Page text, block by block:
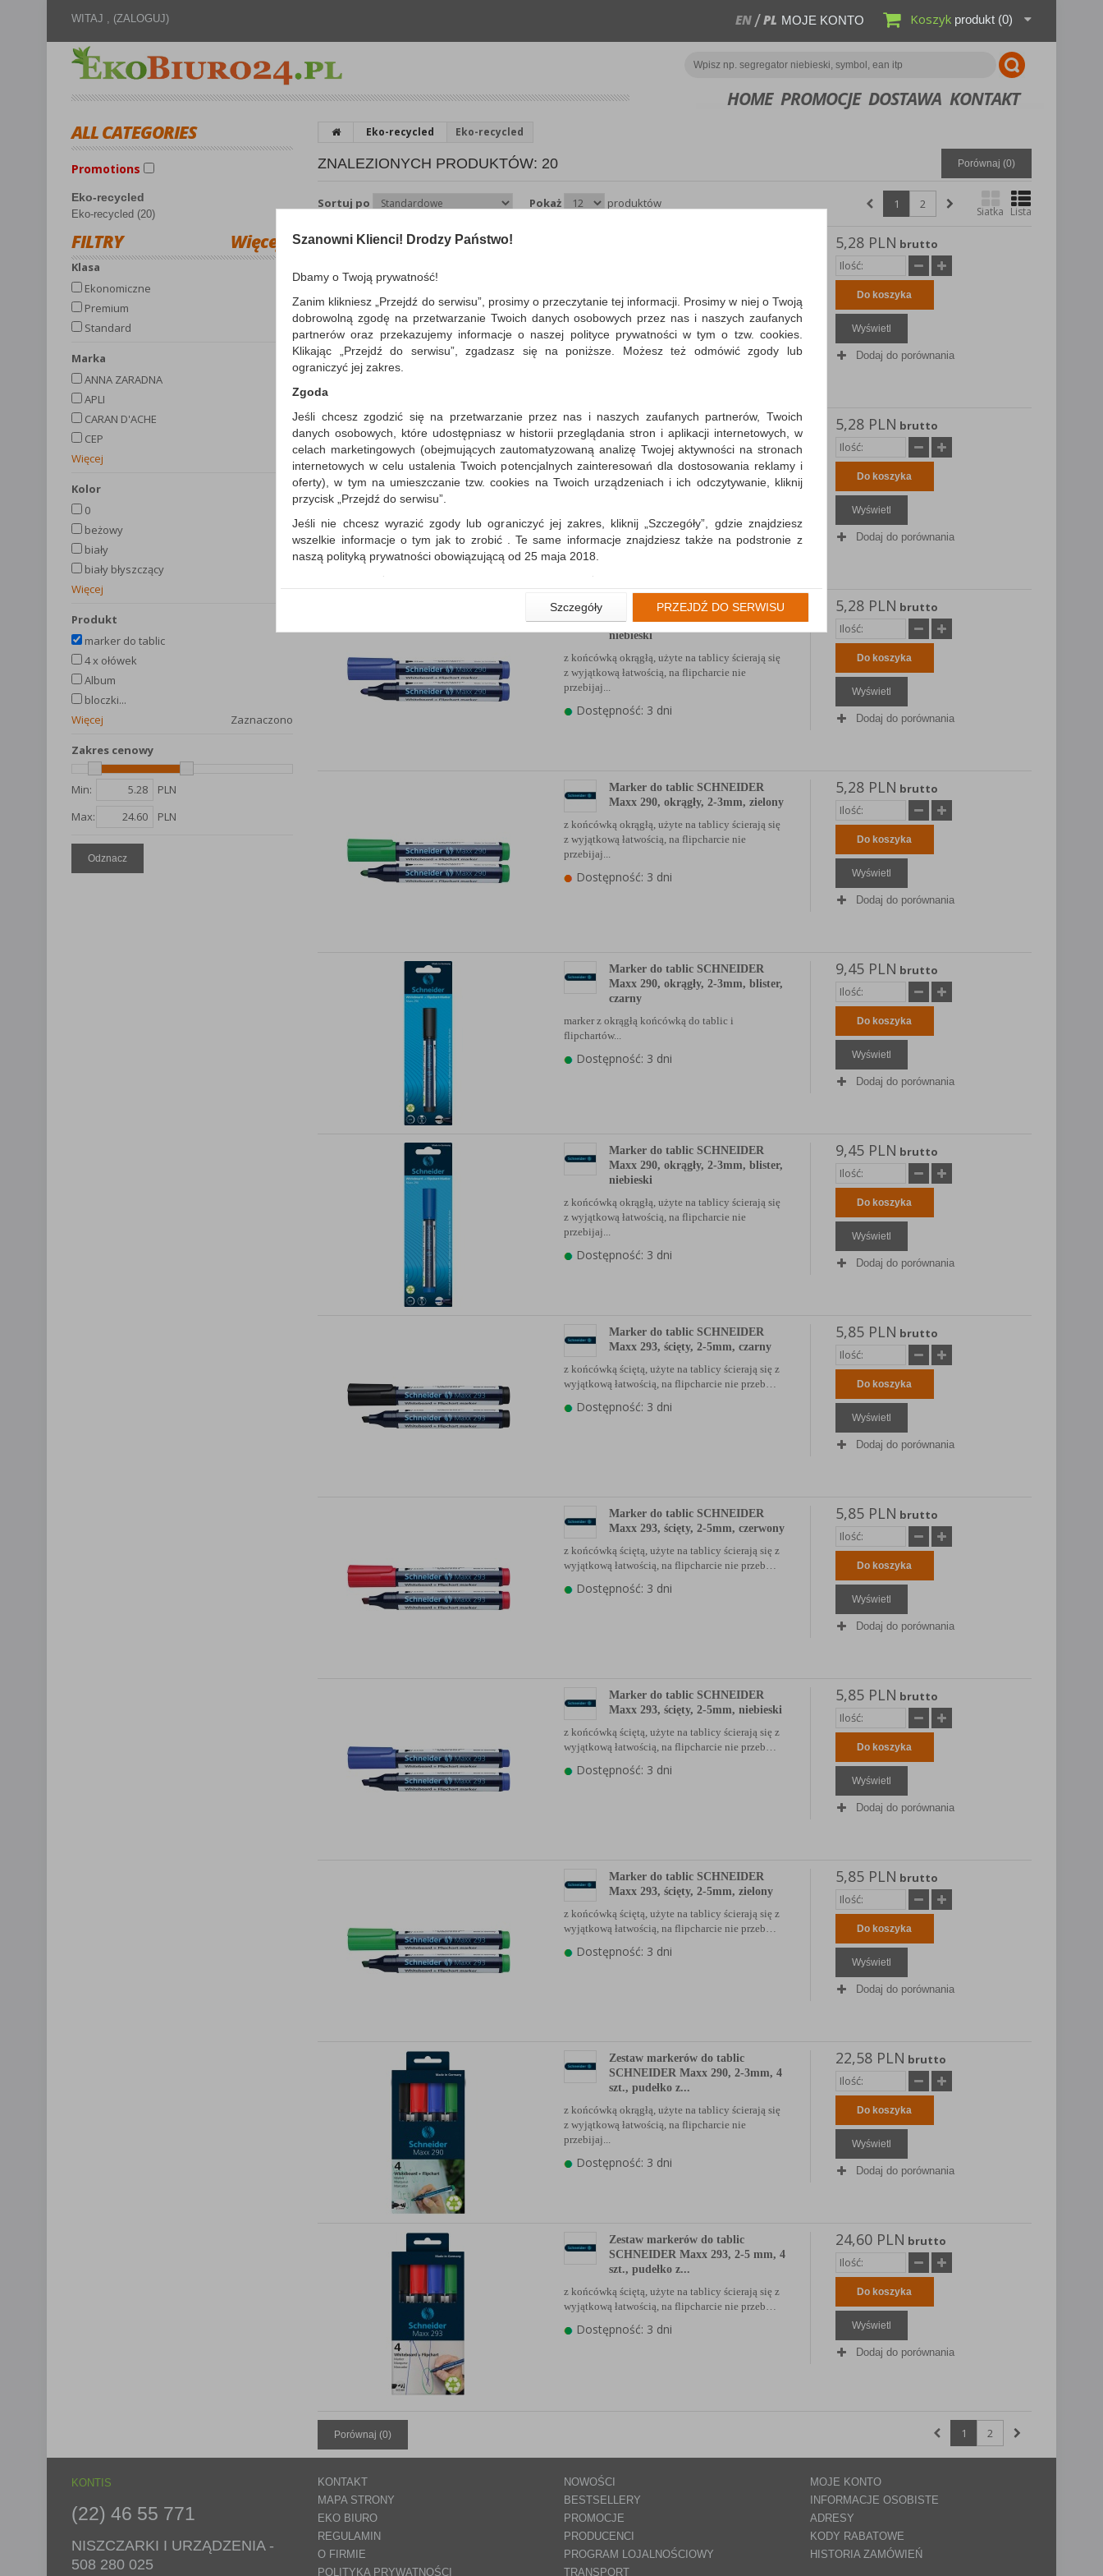
WITAJ , (ZALOGUJ) EN PL MOJE KONTO Koszyk produkt (0)
HOME PROMOCJE DOSTAWA KONTAKT
ALL CATEGORIES
Promotions
Eko-recycled
Eko-recycled (20)
FILTRY Więcej
Klasa
Ekonomiczne
Premium
Standard
Marka
ANNA ZARADNA
APLI
CARAN D'ACHE
CEP
Więcej
kolor
0
beżowy
biały
biały błyszczący
Więcej
produkt
marker do tablic
4 x ołówek
Album
bloczki...
Więcej
Zaznaczono
Zakres cenowy
Min:
PLN
Max:
PLN
Odznacz
Eko-recycled Eko-recycled
ZNALEZIONYCH PRODUKTÓW: 20 Porównaj (0)
Sortuj po Pokaż produktów
Siatka Lista
1 2
przebijaj...
Dostępność: 3 dni
5,28 PLN brutto
Do koszyka
Wyświetl
Dodaj do porównania
Marker do tablic SCHNEIDER
Maxx 290, okrągły, 2-3mm,
czerwony
z końcówką okrągłą, użyte na tablicy ścierają się
z wyjątkową łatwością, na flipcharcie nie
Dostępność: 3 dni
5,28 PLN brutto
Do koszyka
Wyświetl
Dodaj do porównania
Marker do tablic SCHNEIDER
Maxx 290, okrągły, 2-3mm,
niebieski
z końcówką okrągłą, użyte na tablicy ścierają się
z wyjątkową łatwością, na flipcharcie nie
przebijaj...
Dostępność: 3 dni
5,28 PLN brutto
Do koszyka
Wyświetl
Dodaj do porównania
Marker do tablic SCHNEIDER
Maxx 290, okrągły, 2-3mm, zielony
z końcówką okrągłą, użyte na tablicy ścierają się
z wyjątkową łatwością, na flipcharcie nie
przebijaj...
Dostępność: 3 dni
5,28 PLN brutto
Do koszyka
Wyświetl
Dodaj do porównania
Marker do tablic SCHNEIDER
Maxx 290, okrągły, 2-3mm, blister,
czarny
marker z okrągłą końcówką do tablic i
flipchartów...
Dostępność: 3 dni
9,45 PLN brutto
Do koszyka
Wyświetl
Dodaj do porównania
Marker do tablic SCHNEIDER
Maxx 290, okrągły, 2-3mm, blister,
niebieski
z końcówką okrągłą, użyte na tablicy ścierają się
z wyjątkową łatwością, na flipcharcie nie
przebijaj...
Dostępność: 3 dni
9,45 PLN brutto
Do koszyka
Wyświetl
Dodaj do porównania
Marker do tablic SCHNEIDER
Maxx 293, ścięty, 2-5mm, czarny
z końcówką ściętą, użyte na tablicy ścierają się z
wyjątkową łatwością, na flipcharcie nie przeb…
Dostępność: 3 dni
5,85 PLN brutto
Do koszyka
Wyświetl
Dodaj do porównania
Marker do tablic SCHNEIDER
Maxx 293, ścięty, 2-5mm, czerwony
z końcówką ściętą, użyte na tablicy ścierają się z
wyjątkową łatwością, na flipcharcie nie przeb…
Dostępność: 3 dni
5,85 PLN brutto
Do koszyka
Wyświetl
Dodaj do porównania
Marker do tablic SCHNEIDER
Maxx 293, ścięty, 2-5mm, niebieski
z końcówką ściętą, użyte na tablicy ścierają się z
wyjątkową łatwością, na flipcharcie nie przeb…
Dostępność: 3 dni
5,85 PLN brutto
Do koszyka
Wyświetl
Dodaj do porównania
Marker do tablic SCHNEIDER
Maxx 293, ścięty, 2-5mm, zielony
z końcówką ściętą, użyte na tablicy ścierają się z
wyjątkową łatwością, na flipcharcie nie przeb…
Dostępność: 3 dni
5,85 PLN brutto
Do koszyka
Wyświetl
Dodaj do porównania
Zestaw markerów do tablic
SCHNEIDER Maxx 290, 2-3mm, 4
szt., pudełko z...
z końcówką okrągłą, użyte na tablicy ścierają się
z wyjątkową łatwością, na flipcharcie nie
przebijaj...
Dostępność: 3 dni
22,58 PLN brutto
Do koszyka
Wyświetl
Dodaj do porównania
Zestaw markerów do tablic
SCHNEIDER Maxx 293, 2-5 mm, 4
szt., pudełko z...
z końcówką ściętą, użyte na tablicy ścierają się z
wyjątkową łatwością, na flipcharcie nie przeb…
Dostępność: 3 dni
24,60 PLN brutto
Do koszyka
Wyświetl
Dodaj do porównania
Porównaj (0) 1 2
KONTIS
(22) 46 55 771
NISZCZARKI I URZĄDZENIA -
508 280 025
KONTAKT
MAPA STRONY
EKO BIURO
REGULAMIN
O FIRMIE
POLITYKA PRYWATNOŚCI
NOWOŚCI
BESTSELLERY
PROMOCJE
PRODUCENCI
PROGRAM LOJALNOŚCIOWY
TRANSPORT
MOJE KONTO
INFORMACJE OSOBISTE
ADRESY
KODY RABATOWE
HISTORIA ZAMÓWIEŃ
Szanowni Klienci! Drodzy Państwo!
Dbamy o Twoją prywatność!
Zanim klikniesz „Przejdź do serwisu”, prosimy o przeczytanie tej informacji. Prosimy w niej o Twoją
dobrowolną zgodę na przetwarzanie Twoich danych osobowych przez nas i naszych zaufanych
partnerów oraz przekazujemy informacje o naszej polityce prywatności w tym o tzw. cookies.
Klikając „Przejdź do serwisu”, zgadzasz się na poniższe. Możesz też odmówić zgody lub
ograniczyć jej zakres.
Zgoda
Jeśli chcesz zgodzić się na przetwarzanie przez nas i naszych zaufanych partnerów, Twoich
danych osobowych, które udostępniasz w historii przeglądania stron i aplikacji internetowych, w
celach marketingowych (obejmujących zautomatyzowaną analizę Twojej aktywności na stronach
internetowych w celu ustalenia Twoich potencjalnych zainteresowań dla dostosowania reklamy i
oferty), w tym na umieszczanie tzw. cookies na Twoich urządzeniach i ich odczytywanie, kliknij
przycisk „Przejdź do serwisu”.
Jeśli nie chcesz wyrazić zgody lub ograniczyć jej zakres, kliknij „Szczegóły”, gdzie znajdziesz
wszelkie informacje o tym jak to zrobić . Te same informacje znajdziesz także na podstronie z
naszą polityką prywatności obowiązującą od 25 maja 2018.
W przypadku użytkowników zalogowanych, aby umożliwić prawidłową realizację Umowy z
Państwem i związane z tym prawidłowe działanie naszej strony www, a w szczególności np.
wysłanie potwierdzenia zamówienia na Państwa email lub wyświetlenie Państwu prawidłowych
informacji o promocjach czy cenach indywidualnych, ważna jest Państwa wcześniejsza zgoda
Każda Państwa zgoda jest dobrowolna i można ją w dowolnym momencie wycofać.
Polityka prywatności (rozwiń)
Szczegóły PRZEJDŹ DO SERWISU